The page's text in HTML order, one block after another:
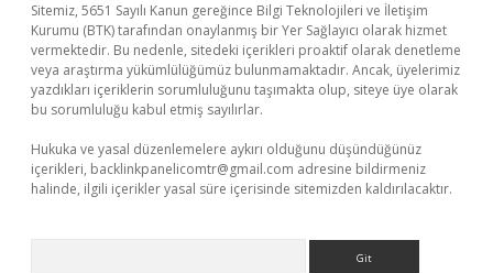
Sitemiz, 5651 Sayılı Kanun gereğince Bilgi Teknolojileri ve İletişim
Kurumu (BTK) tarafından onaylanmış bir Yer Sağlayıcı olarak hizmet
vermektedir. Bu nedenle, sitedeki içerikleri proaktif olarak denetleme
veya araştırma yükümlülüğümüz bulunmamaktadır. Ancak, üyelerimiz
yazdıkları içeriklerin sorumluluğunu taşımakta olup, siteye üye olarak
bu sorumluluğu kabul etmiş sayılırlar.
Hukuka ve yasal düzenlemelere aykırı olduğunu düşündüğünüz
içerikleri, backlinkpanelicomtr@gmail.com adresine bildirmeniz
halinde, ilgili içerikler yasal süre içerisinde sitemizden kaldırılacaktır.